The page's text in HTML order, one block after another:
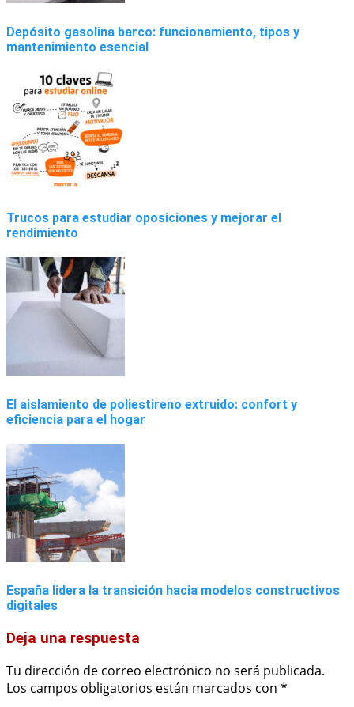
Depósito gasolina barco: funcionamiento, tipos y
mantenimiento esencial
Trucos para estudiar oposiciones y mejorar el
rendimiento
El aislamiento de poliestireno extruido: confort y
eficiencia para el hogar
España lidera la transición hacia modelos constructivos
digitales
Deja una respuesta
Tu dirección de correo electrónico no será publicada.
Los campos obligatorios están marcados con *